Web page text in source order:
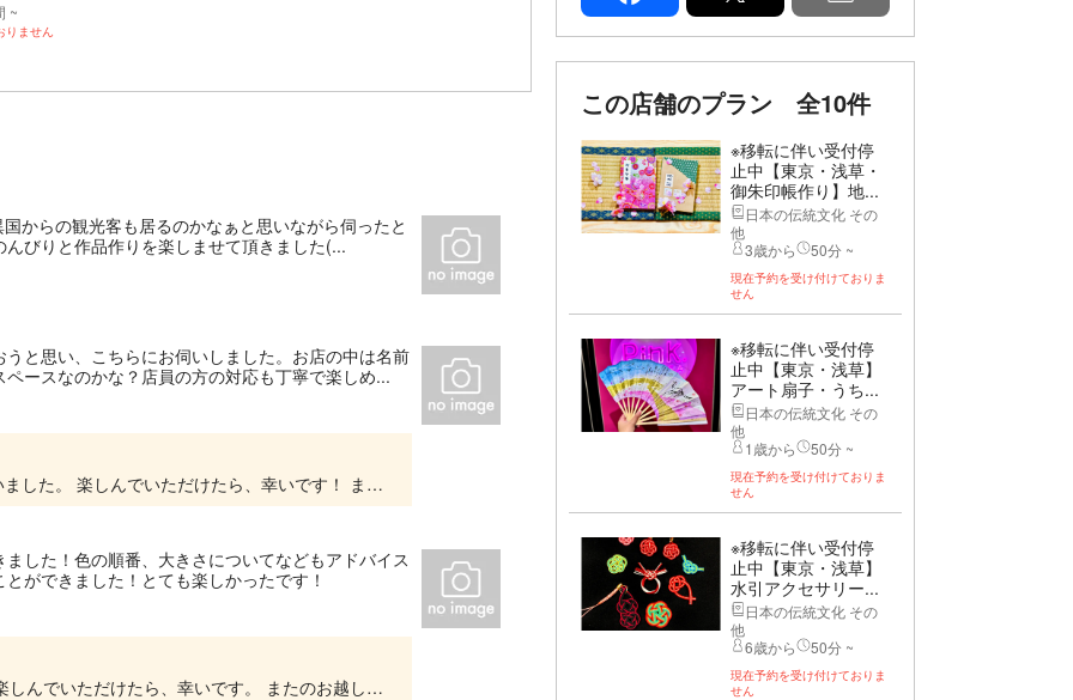
~
りません
からの観光客も居るのかなぁと思いながら伺ったと
びりと作品作りを楽しませて頂きました(⁠...
と思い、こちらにお伺いしました。お店の中は名前
ースなのかな？店員の方の対応も丁寧で楽しめ...
口コミの評価をいただき、誠にありがとうございました。 楽しんでいただけたら、幸いです！ またのご利用お待ちしております。
した！色の順番、大きさについてなどもアドバイス
ができました！とても楽しかったです！
評価をいただき誠にありがとうございました！ 楽しんでいただけたら、幸いです。 またのお越しをお待ちしております♪
この店舗のプラン 全10件
※移転に伴い受付停
止中【東京・浅草・
御朱印帳作り】地...
日本の伝統文化 その
他
3歳から
50分 ~
現在予約を受け付けておりま
せん
※移転に伴い受付停
止中【東京・浅草】
アート扇子・うち...
日本の伝統文化 その
他
1歳から
50分 ~
現在予約を受け付けておりま
せん
※移転に伴い受付停
止中【東京・浅草】
水引アクセサリー...
日本の伝統文化 その
他
6歳から
50分 ~
現在予約を受け付けておりま
せん